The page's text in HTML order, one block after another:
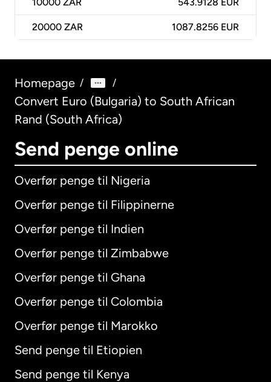
10000 ZAR 543.9128 EUR
20000 ZAR 1087.8256 EUR
Homepage / /
Convert Euro (Bulgaria) to South African
Rand (South Africa)
Send penge online
Overfør penge til Nigeria
Overfør penge til Filippinerne
Overfør penge til Indien
Overfør penge til Zimbabwe
Overfør penge til Ghana
Overfør penge til Colombia
Overfør penge til Marokko
Send penge til Etiopien
Send penge til Kenya